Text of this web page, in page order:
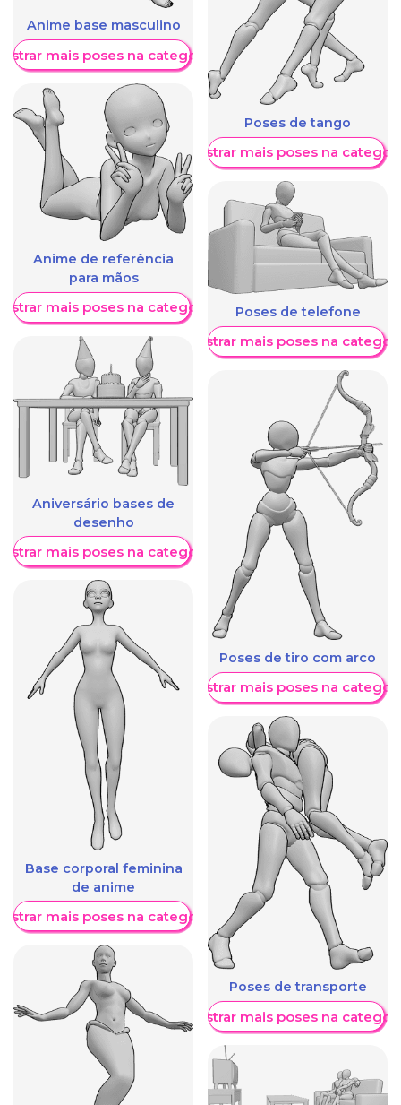
Anime base masculino
mais poses na categoria
Anime de referência
para mãos
mais poses na categoria
Aniversário bases de
desenho
mais poses na categoria
Base corporal feminina
de anime
mais poses na categoria
Poses de tango
Mostrar mais poses na
Poses de telefone
Mostrar mais poses na
Poses de tiro com arco
Mostrar mais poses na
Poses de transporte
Mostrar mais poses na